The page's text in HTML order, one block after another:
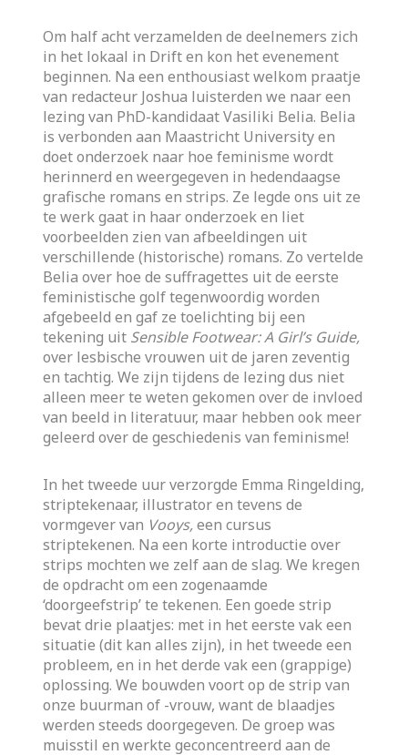
Om half acht verzamelden de deelnemers zich
in het lokaal in Drift en kon het evenement
beginnen. Na een enthousiast welkom praatje
van redacteur Joshua luisterden we naar een
lezing van PhD-kandidaat Vasiliki Belia. Belia
is verbonden aan Maastricht University en
doet onderzoek naar hoe feminisme wordt
herinnerd en weergegeven in hedendaagse
grafische romans en strips. Ze legde ons uit ze
te werk gaat in haar onderzoek en liet
voorbeelden zien van afbeeldingen uit
verschillende (historische) romans. Zo vertelde
Belia over hoe de suffragettes uit de eerste
feministische golf tegenwoordig worden
afgebeeld en gaf ze toelichting bij een
tekening uit Sensible Footwear: A Girl’s Guide,
over lesbische vrouwen uit de jaren zeventig
en tachtig. We zijn tijdens de lezing dus niet
alleen meer te weten gekomen over de invloed
van beeld in literatuur, maar hebben ook meer
geleerd over de geschiedenis van feminisme!
In het tweede uur verzorgde Emma Ringelding,
striptekenaar, illustrator en tevens de
vormgever van Vooys,een cursus
striptekenen. Na een korte introductie over
strips mochten we zelf aan de slag. We kregen
de opdracht om een zogenaamde
‘doorgeefstrip’ te tekenen. Een goede strip
bevat drie plaatjes: met in het eerste vak een
situatie (dit kan alles zijn), in het tweede een
probleem, en in het derde vak een (grappige)
oplossing. We bouwden voort op de strip van
onze buurman of -vrouw, want de blaadjes
werden steeds doorgegeven. De groep was
muisstil en werkte geconcentreerd aan de